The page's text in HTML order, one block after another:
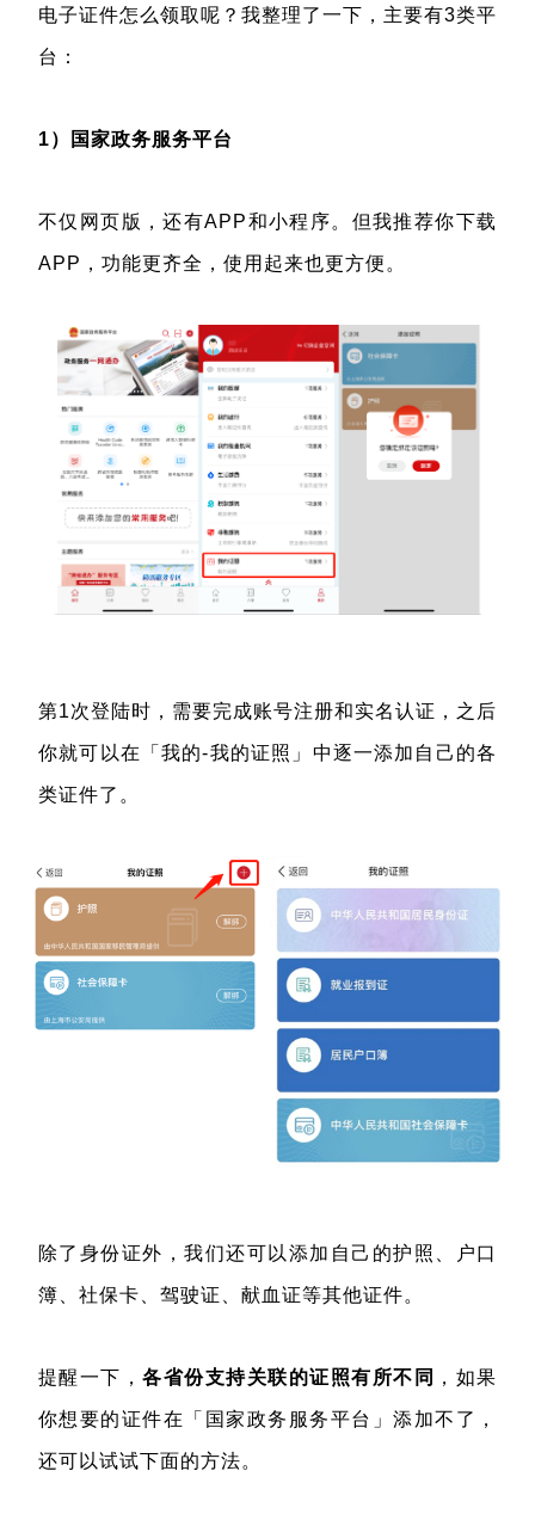
电子证件怎么领取呢？我整理了一下，主要有3类平
台：
1）国家政务服务平台
不仅网页版，还有APP和小程序。但我推荐你下载
APP，功能更齐全，使用起来也更方便。
第1次登陆时，需要完成账号注册和实名认证，之后
你就可以在「我的-我的证照」中逐一添加自己的各
类证件了。
除了身份证外，我们还可以添加自己的护照、户口
簿、社保卡、驾驶证、献血证等其他证件。
提醒一下，各省份支持关联的证照有所不同 ，如果
你想要的证件在「国家政务服务平台」添加不了，
还可以试试下面的方法。